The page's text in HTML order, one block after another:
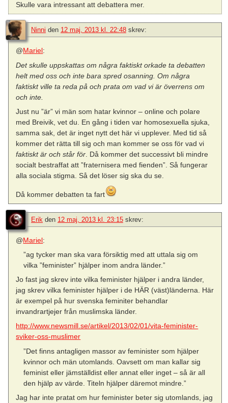
Skulle vara intressant att debattera mer.
Ninni den 12 maj, 2013 kl. 22:48 skrev:
@Mariel:
Det skulle uppskattas om några faktiskt orkade ta debatten
helt med oss och inte bara spred osanning. Om några
faktiskt ville ta reda på och prata om vad vi är överrens om
och inte.
Just nu ”är” vi män som hatar kvinnor – online och polare
med Breivik, vet du. En gång i tiden var homosexuella sjuka,
samma sak, det är inget nytt det här vi upplever. Med tid så
kommer det rätta till sig och man kommer se oss för vad vi
faktiskt är och står för . Då kommer det successivt bli mindre
socialt bestraffat att ”fraternisera med fienden”. Så fungerar
alla sociala stigma. Så det löser sig ska du se.
Då kommer debatten ta fart
Erik den 12 maj, 2013 kl. 23:15 skrev:
@Mariel:
”ag tycker man ska vara försiktig med att uttala sig om
vilka ”feminister” hjälper inom andra länder.”
Jo fast jag skrev inte vilka feminister hjälper i andra länder,
jag skrev vilka feminister hjälper i de HÄR (väst)länderna. Här
är exempel på hur svenska feminiter behandlar
invandrartjejer från muslimska länder.
http://www.newsmill.se/artikel/2013/02/01/vita-feminister-
sviker-oss-muslimer
”Det finns antagligen massor av feminister som hjälper
kvinnor och män utomlands. Oavsett om man kallar sig
feminist eller jämställdist eller annat eller inget – så är all
den hjälp av värde. Titeln hjälper däremot mindre.”
Jag har inte pratat om hur feminister beter sig utomlands, jag